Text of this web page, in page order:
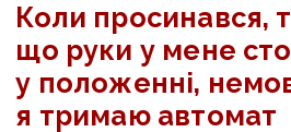
Коли просинався,
що руки у мене
у положенні,
я тримаю автомат